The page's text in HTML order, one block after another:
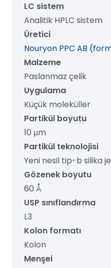
200
mm,
1/pk
adet
LC sistem
Analitik HPLC sistem
Üretici
Nouryon PPC AB
Malzeme
Paslanmaz çelik
Uygulama
Küçük moleküller
Partikül boyutu
10 μm
Partikül teknolojisi
Yeni nesil tip-b silika
Gözenek boyutu
60 Å
USP sınıflandırma
L3
Kolon formatı
Kolon
Menşei